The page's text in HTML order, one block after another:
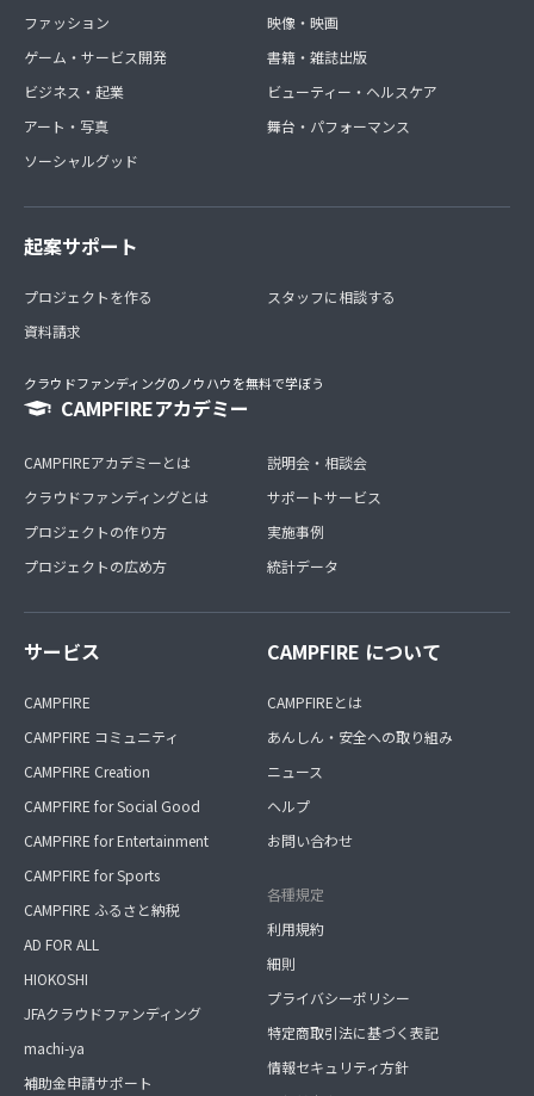
ファッション
ゲーム・サービス開発
ビジネス・起業
アート・写真
ソーシャルグッド
映像・映画
書籍・雑誌出版
ビューティー・ヘルスケア
舞台・パフォーマンス
起案サポート
プロジェクトを作る
資料請求
スタッフに相談する
クラウドファンディングのノウハウを無料で学ぼう
CAMPFIREアカデミー
CAMPFIREアカデミーとは
クラウドファンディングとは
プロジェクトの作り方
プロジェクトの広め方
説明会・相談会
サポートサービス
実施事例
統計データ
サービス
CAMPFIRE
CAMPFIRE コミュニティ
CAMPFIRE Creation
CAMPFIRE for Social Good
CAMPFIRE for Entertainment
CAMPFIRE for Sports
CAMPFIRE ふるさと納税
AD FOR ALL
HIOKOSHI
JFAクラウドファンディング
machi-ya
補助金申請サポート
CAMPFIRE について
CAMPFIREとは
あんしん・安全への取り組み
ニュース
ヘルプ
お問い合わせ
各種規定
利用規約
細則
プライバシーポリシー
特定商取引法に基づく表記
情報セキュリティ方針